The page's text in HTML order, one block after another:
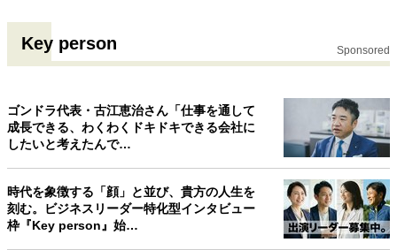
Key person Sponsored
ゴンドラ代表・古江恵治さん「仕事を通して
成長できる、わくわくドキドキできる会社に
したいと考えたんで…
時代を象徴する「顔」と並び、貴方の人生を
刻む。ビジネスリーダー特化型インタビュー
枠『Key person』始…